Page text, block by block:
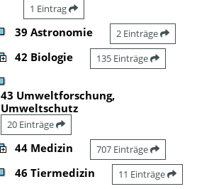
1 Eintrag
39 Astronomie 2 Einträge
42 Biologie 135 Einträge
43 Umweltforschung,
Umweltschutz
20 Einträge
44 Medizin 707 Einträge
46 Tiermedizin 11 Einträge